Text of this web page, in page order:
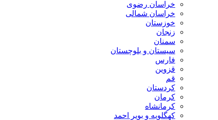
خراسان رضوی
خراسان شمالی
خوزستان
زنجان
سمنان
سیستان و بلوچستان
فارس
قزوین
قم
کردستان
کرمان
کرمانشاه
کهگلویه و بویر احمد